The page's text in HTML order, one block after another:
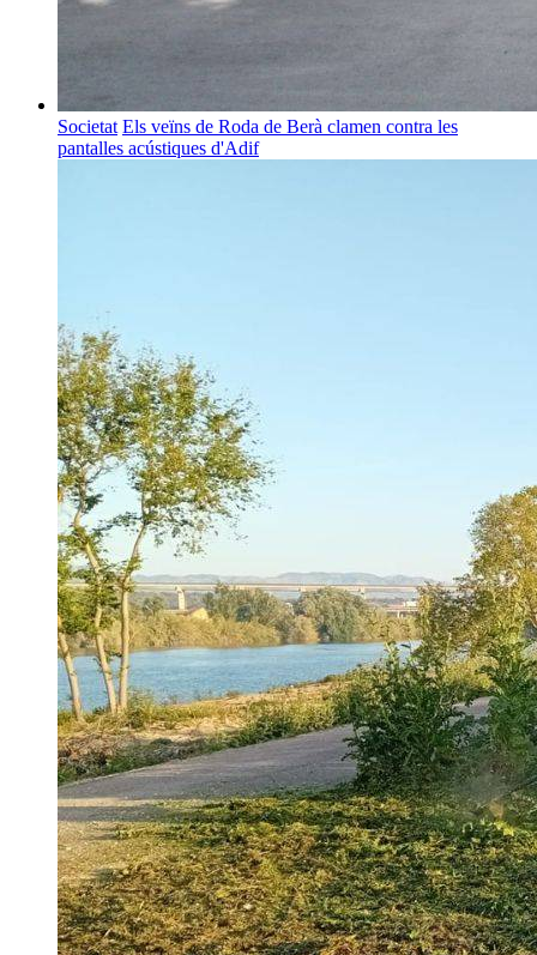
Societat Els veïns de Roda de Berà clamen contra les
pantalles acústiques d'Adif